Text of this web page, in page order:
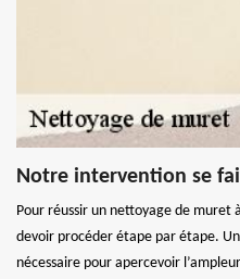
Notre intervention se
Pour réussir un nettoyage de muret
devoir procéder étape par étape.
nécessaire pour apercevoir